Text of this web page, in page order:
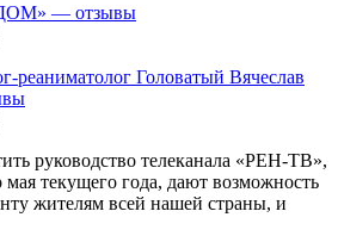
— отзывы
реаниматолог Головатый Вячеслав
руководство телеканала «РЕН-ТВ»,
мая текущего года, дают возможность
жителям всей нашей страны, и